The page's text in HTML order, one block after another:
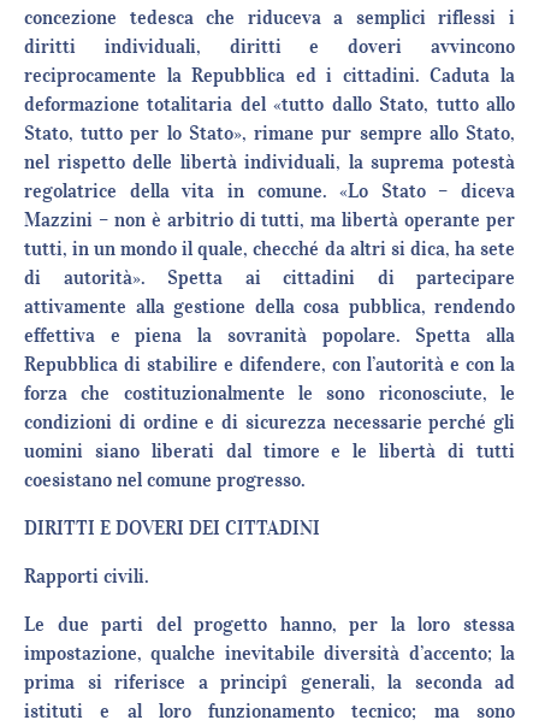
concezione tedesca che riduceva a semplici riflessi i
diritti individuali, diritti e doveri avvincono
reciprocamente la Repubblica ed i cittadini. Caduta la
deformazione totalitaria del «tutto dallo Stato, tutto allo
Stato, tutto per lo Stato», rimane pur sempre allo Stato,
nel rispetto delle libertà individuali, la suprema potestà
regolatrice della vita in comune. «Lo Stato – diceva
Mazzini – non è arbitrio di tutti, ma libertà operante per
tutti, in un mondo il quale, checché da altri si dica, ha sete
di autorità». Spetta ai cittadini di partecipare
attivamente alla gestione della cosa pubblica, rendendo
effettiva e piena la sovranità popolare. Spetta alla
Repubblica di stabilire e difendere, con l’autorità e con la
forza che costituzionalmente le sono riconosciute, le
condizioni di ordine e di sicurezza necessarie perché gli
uomini siano liberati dal timore e le libertà di tutti
coesistano nel comune progresso.
DIRITTI E DOVERI DEI CITTADINI
Rapporti civili.
Le due parti del progetto hanno, per la loro stessa
impostazione, qualche inevitabile diversità d’accento; la
prima si riferisce a principî generali, la seconda ad
istituti e al loro funzionamento tecnico; ma sono